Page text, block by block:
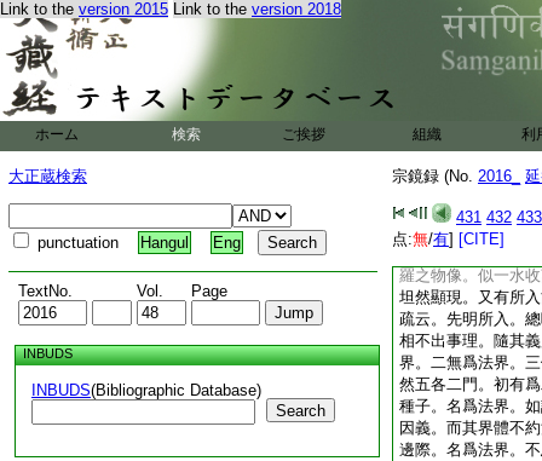
Link to the version 2015 Link to the version 2018
ホーム 検索 ご挨拶 組織 利
大正蔵検索
punctuation Hangul Eng
TextNo. Vol. Page
INBUDS
INBUDS(Bibliographic Database)
Search
宗鏡録 (No. 2016_
431 432 433
点:無/有] [CITE]
異則六趣昇沈。諸
差則四聖高下。然
於一眞法界之中。
心隨理事立四種法
義。一一義別有分
具性分義。圓融無
切分劑事法一一如
此十法界因理事四
通遰出無窮。成重
之法界。全法界之
立多。因相資相攝
羅之物像。似一水
坦然顯現。又有所
疏云。先明所入。
相不出事理。隨其
界。二無爲法界。
然五各二門。初有
種子。名爲法界。
因義。而其界體不
邊際。名爲法界。